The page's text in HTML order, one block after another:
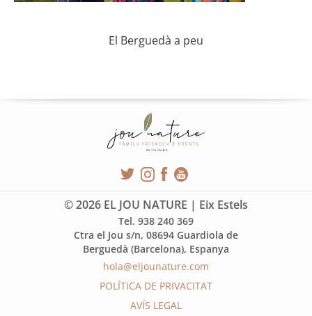
El Berguedà a peu
© 2026 EL JOU NATURE | Eix Estels
Tel. 938 240 369
Ctra el Jou s/n, 08694 Guardiola de
Berguedà (Barcelona), Espanya
hola@eljounature.com
POLÍTICA DE PRIVACITAT
AVÍS LEGAL